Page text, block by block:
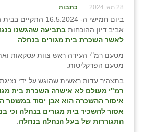
28 מאי 2024 כתבות
ביום חמישי ה-
אביב דיון ההוכחות בתביעה שהגשנו
לאשר השכרת בית מגורים בנחלה
מטעם רמ"י העידה ראש צוות עסקאות
מטעם הפרקליטות.
בתצהיר עדות ראשית שהוגש על ידי
רמ"י מעולם לא אישרה השכרת בית
איסור ההשכרה הוא אבן יסוד במשטר
אסור להשכיר בית מגורים בנחלה וכי
התגוררות של בעל הנחלה בנחלה
דקל
זוהר
הדר עם
חבצלת השרון
חמרה
חרב לאת